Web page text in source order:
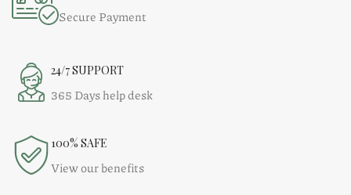
Secure Payment
24/7 SUPPORT
365 Days help desk
100% SAFE
View our benefits